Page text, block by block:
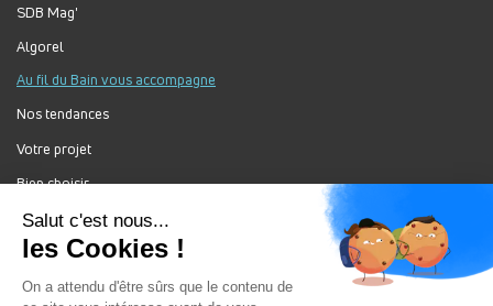
SDB Mag'
Algorel
Au fil du Bain vous accompagne
Nos tendances
Votre projet
Bien choisir
Forum Au Fil du Bain
Nos produits